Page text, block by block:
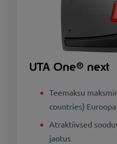
UTA One® next
Teemaksu
countries}
Atraktiivsed
jaotus